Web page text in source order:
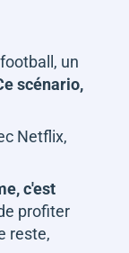
un
scénario,
Netflix,
c'est
profiter
reste,